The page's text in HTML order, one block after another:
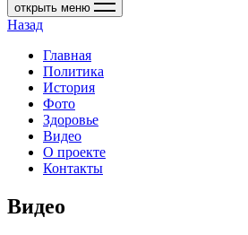
открыть меню
Назад
Главная
Политика
История
Фото
Здоровье
Видео
О проекте
Контакты
Видео